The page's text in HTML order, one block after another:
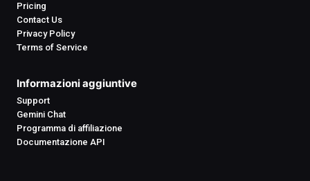
Pricing
Contact Us
Privacy Policy
Terms of Service
Informazioni aggiuntive
Support
Gemini Chat
Programma di affiliazione
Documentazione API